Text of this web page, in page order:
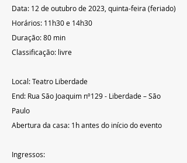
Data: 12 de outubro de 2023, quinta-feira (feriado)
Horários: 11h30 e 14h30
Duração: 80 min
Classificação: livre
Local: Teatro Liberdade
End: Rua São Joaquim nº129 - Liberdade – São
Paulo
Abertura da casa: 1h antes do início do evento
Ingressos: